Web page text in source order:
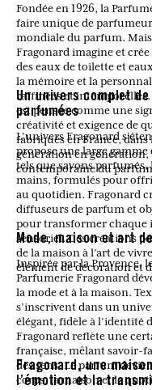
Fondée en 1926, la
faire unique de
mondiale du parfum.
Fragonard imagine et
des eaux de toilette et
la mémoire et la
raffinées et
est pensée comme une
créativité et exigence de
fabriqués en France,
génération en
contemporaine du
Un univers complet
parfumées
L’univers Fragonard
propose une large
tels que savons
mains, formulés pour
au quotidien. Fragonard
diffuseurs de parfum et
pour transformer chaque
sensoriel. Ces créations
de la maison à l’art de
élément de décoration et
Mode, maison et art
Inspirée par la Provence,
Parfumerie Fragonard
la mode et à la maison.
s’inscrivent dans un
élégant, fidèle à l’identité
Fragonard reflète une
française, mêlant savoir-
des sens. Le parfum
corps, la maison et le
Fragonard, une
l’émotion et la